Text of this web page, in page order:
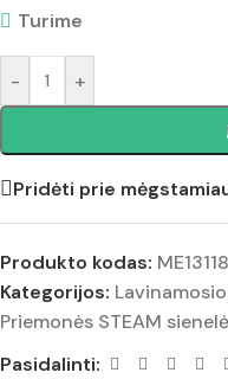
Turime
- +
Pridėti prie
Produkto kodas: ME13118
Kategorijos:
Priemonės STEAM
Pasidalinti: